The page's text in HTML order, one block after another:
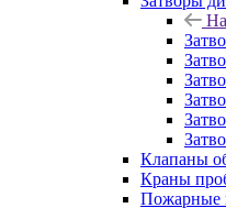
Клапаны
Краны
Пожарные